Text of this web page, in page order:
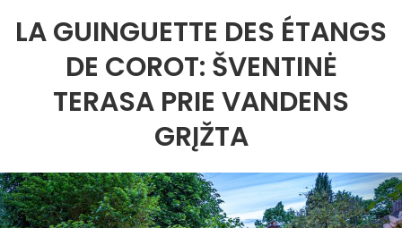
LA GUINGUETTE DES ÉTANGS
DE COROT: ŠVENTINĖ
TERASA PRIE VANDENS
GRĮŽTA